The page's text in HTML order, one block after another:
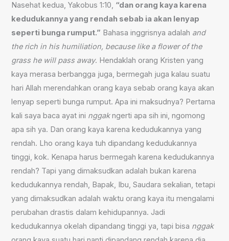
Nasehat kedua, Yakobus 1:10, “dan orang kaya karena
kedudukannya yang rendah sebab ia akan lenyap
seperti bunga rumput.” Bahasa inggrisnya adalah and
the rich in his humiliation, because like a flower of the
grass he will pass away. Hendaklah orang Kristen yang
kaya merasa berbangga juga, bermegah juga kalau suatu
hari Allah merendahkan orang kaya sebab orang kaya akan
lenyap seperti bunga rumput. Apa ini maksudnya? Pertama
kali saya baca ayat ini nggakngerti apa sih ini, ngomong
apa sih ya. Dan orang kaya karena kedudukannya yang
rendah. Lho orang kaya tuh dipandang kedudukannya
tinggi, kok. Kenapa harus bermegah karena kedudukannya
rendah? Tapi yang dimaksudkan adalah bukan karena
kedudukannya rendah, Bapak, Ibu, Saudara sekalian, tetapi
yang dimaksudkan adalah waktu orang kaya itu mengalami
perubahan drastis dalam kehidupannya. Jadi
kedudukannya okelah dipandang tinggi ya, tapi bisa nggak